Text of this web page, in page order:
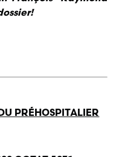
PRÉHOSPITALIER